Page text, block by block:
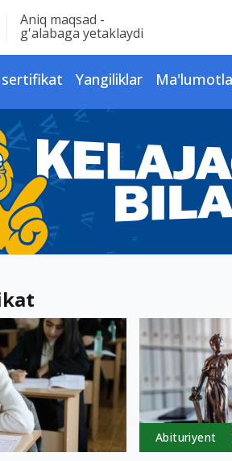
Aniq maqsad -
g'alabaga yetaklaydi
sertifikat Yangiliklar
Abituriyent